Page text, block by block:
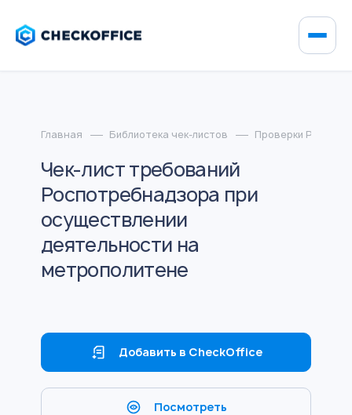
Главная Библиотека чек-листов Проверки
Чек-лист требований
Роспотребнадзора при
осуществлении
деятельности на
метрополитене
Добавить в CheckOffice
Посмотреть